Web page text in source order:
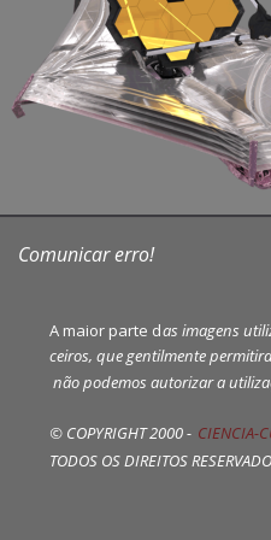
Comunicar erro!
A maior parte das imagens
ceiros, que gentilmente
não podemos autorizar a
© COPYRIGHT 2000 - CIENCIA-
TODOS OS DIREITOS